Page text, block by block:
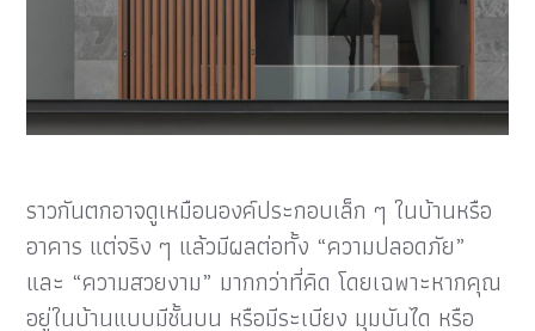
ราวกันตกอาจดูเหมือนองค์ประกอบเล็ก ๆ ในบ้านหรือ
อาคาร แต่จริง ๆ แล้วมีผลต่อทั้ง “ความปลอดภัย”
และ “ความสวยงาม” มากกว่าที่คิด โดยเฉพาะหากคุณ
อยู่ในบ้านแบบมีชั้นบน หรือมีระเบียง มุมบันได หรือ